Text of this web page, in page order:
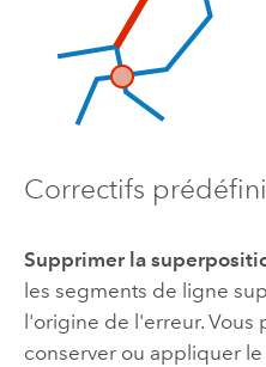
Correctifs
Supprimer la
les segments de ligne
l'origine de l'erreur. Vous
conserver ou appliquer